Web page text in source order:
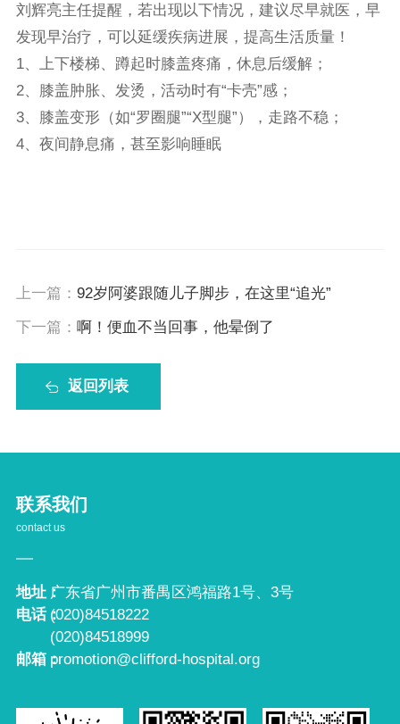
刘辉亮主任提醒，若出现以下情况，建议尽早就医，早
发现早治疗，可以延缓疾病进展，提高生活质量！
1、上下楼梯、蹲起时膝盖疼痛，休息后缓解；
2、膝盖肿胀、发烫，活动时有“卡壳”感；
3、膝盖变形（如“罗圈腿”“X型腿”），走路不稳；
4、夜间静息痛，甚至影响睡眠
上一篇： 92岁阿婆跟随儿子脚步，在这里“追光”
下一篇： 啊！便血不当回事，他晕倒了
返回列表
联系我们
contact us
地址：广东省广州市番禺区鸿福路1号、3号
电话：(020)84518222
(020)84518999
邮箱：promotion@clifford-hospital.org